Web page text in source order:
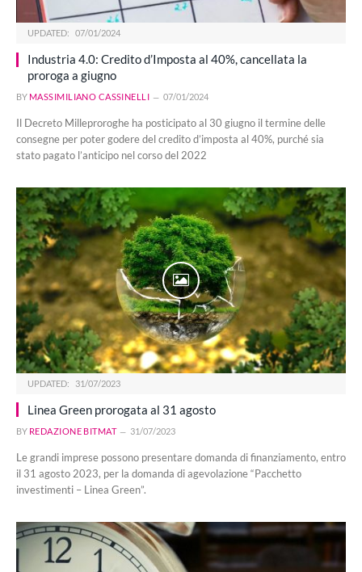
UPDATED: 07/01/2024
Industria 4.0: Credito d’Imposta al 40%, cancellata la
proroga a giugno
BY MASSIMILIANO CASSINELLI 07/01/2024
Il Decreto Milleproroghe ha posticipato al 30 giugno il termine delle
consegne per poter godere del credito d’imposta al 40%, purché sia
stato pagato l’anticipo nel corso del 2022
UPDATED: 31/07/2023
Linea Green prorogata al 31 agosto
BY REDAZIONE BITMAT 31/07/2023
Le grandi imprese possono presentare domanda di finanziamento, entro
il 31 agosto 2023, per la domanda di agevolazione “Pacchetto
investimenti – Linea Green”.